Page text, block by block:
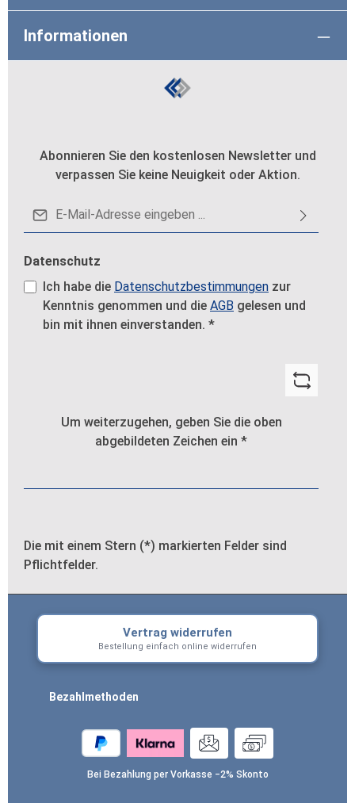
Informationen
Abonnieren Sie den kostenlosen Newsletter und
verpassen Sie keine Neuigkeit oder Aktion.
E-Mail-Adresse*
Datenschutz
Ich habe die Datenschutzbestimmungen zur
Kenntnis genommen und die AGB gelesen und
bin mit ihnen einverstanden. *
Um weiterzugehen, geben Sie die oben
abgebildeten Zeichen ein *
Die mit einem Stern (*) markierten Felder sind
Pflichtfelder.
Vertrag widerrufen
Bestellung einfach online widerrufen
Bezahlmethoden
Bei Bezahlung per Vorkasse −2% Skonto